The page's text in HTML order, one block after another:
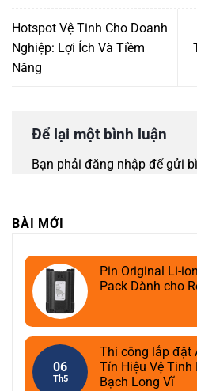
Hotspot Vệ Tinh Cho Doanh
Nghiệp: Lợi Ích Và Tiềm
Năng
Để lại một bình luận
Bạn phải đăng nhập để gửi
BÀI MỚI
Pin Original Li-
Pack Dành cho
06
Th5
Thi công lắp đặt
Tín Hiệu Vệ
Bạch Long Vĩ